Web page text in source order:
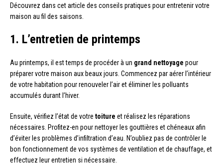
Découvrez dans cet article des conseils pratiques pour entretenir votre
maison au fil des saisons.
1. L’entretien de printemps
Au printemps, il est temps de procéder à un grand nettoyage pour
préparer votre maison aux beaux jours. Commencez par aérer l’intérieur
de votre habitation pour renouveler l’air et éliminer les polluants
accumulés durant l’hiver.
Ensuite, vérifiez l’état de votre toiture et réalisez les réparations
nécessaires. Profitez-en pour nettoyer les gouttières et chéneaux afin
d’éviter les problèmes d’infiltration d’eau. N’oubliez pas de contrôler le
bon fonctionnement de vos systèmes de ventilation et de chauffage, et
effectuez leur entretien si nécessaire.